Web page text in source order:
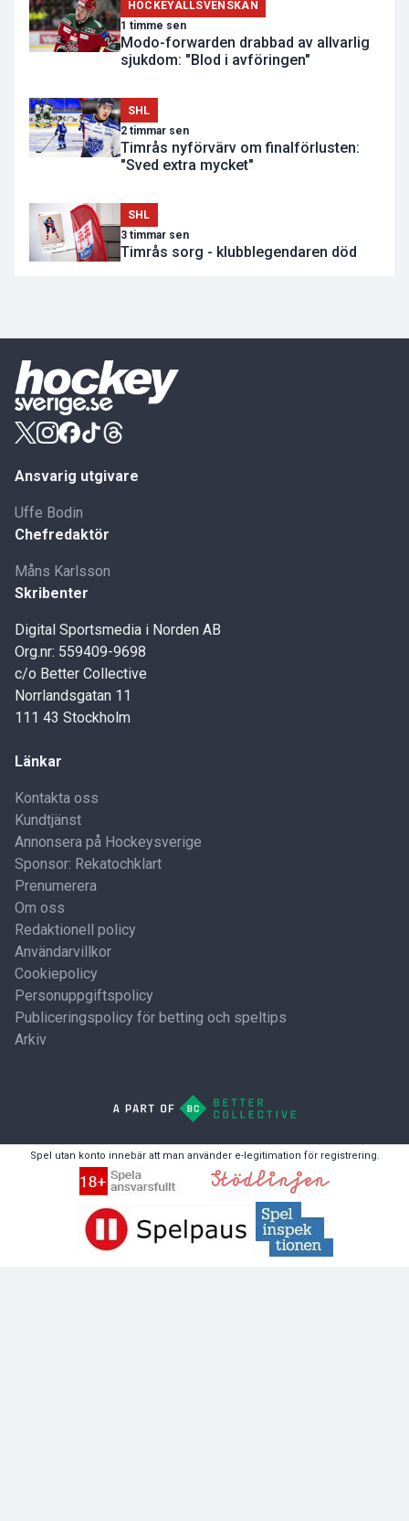
HOCKEYALLSVENSKAN
1 timme sen
Modo-forwarden drabbad av allvarlig
sjukdom: "Blod i avföringen"
SHL
2 timmar sen
Timrås nyförvärv om finalförlusten:
"Sved extra mycket"
SHL
3 timmar sen
Timrås sorg - klubblegendaren död
Ansvarig utgivare
Uffe Bodin
Chefredaktör
Måns Karlsson
Skribenter
Digital Sportsmedia i Norden AB
Org.nr: 559409-9698
c/o Better Collective
Norrlandsgatan 11
111 43 Stockholm
Länkar
Kontakta oss
Kundtjänst
Annonsera på Hockeysverige
Sponsor: Rekatochklart
Prenumerera
Om oss
Redaktionell policy
Användarvillkor
Cookiepolicy
Personuppgiftspolicy
Publiceringspolicy för betting och speltips
Arkiv
Spel utan konto innebär att man använder e-legitimation för registrering.